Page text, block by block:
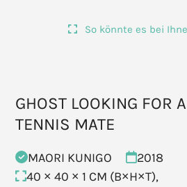
So könnte es bei
GHOST LOOKING FOR A
TENNIS MATE
MAORI KUNIGO
2018
40 × 40 × 1 CM (B×H×T),